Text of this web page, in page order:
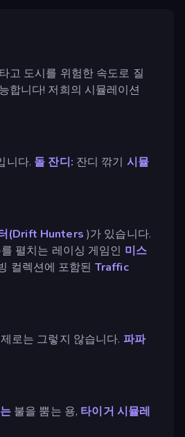
고 도시를 위험한 속도로 질
합니다! 저희의 시뮬레이션
니다. 돌 잔디: 잔디 깎기 시뮬
(Drift Hunters )가 있습니다.
펼치는 레이싱 게임인 미스
컬렉션에 포함된 Traffic
로는 그렇지 않습니다. 파파
불을 뿜는 용, 타이거 시뮬레